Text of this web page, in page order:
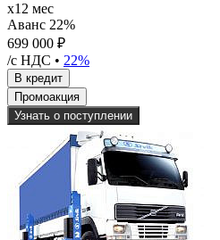
х12 мес
Аванс 22%
699 000 ₽
/с НДС • 22%
Узнать о поступлении